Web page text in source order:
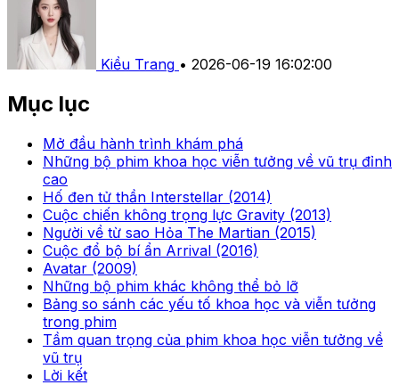
Kiều Trang • 2026-06-19 16:02:00
Mục lục
Mở đầu hành trình khám phá
Những bộ phim khoa học viễn tưởng về vũ trụ đỉnh
cao
Hố đen tử thần Interstellar (2014)
Cuộc chiến không trọng lực Gravity (2013)
Người về từ sao Hỏa The Martian (2015)
Cuộc đổ bộ bí ẩn Arrival (2016)
Avatar (2009)
Những bộ phim khác không thể bỏ lỡ
Bảng so sánh các yếu tố khoa học và viễn tưởng
trong phim
Tầm quan trọng của phim khoa học viễn tưởng về
vũ trụ
Lời kết